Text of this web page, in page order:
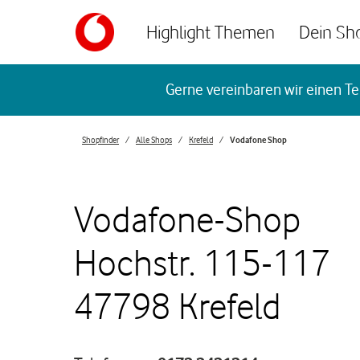
Highlight Themen Dein
Gerne vereinbaren wir einen
Shopfinder Alle Shops Krefeld Vodafone Shop
Vodafone-Shop
Hochstr. 115-117
47798 Krefeld